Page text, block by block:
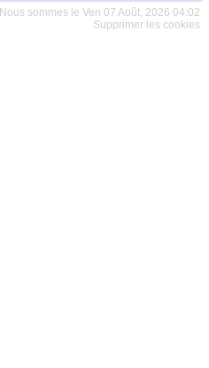
Nous sommes le Ven 07 Août, 2026 04:02
Supprimer les cookies